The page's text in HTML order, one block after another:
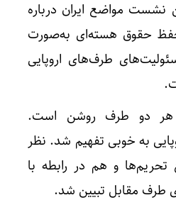
مواضع ایران درباره
حقوق هسته‌ای به‌صورت
طرف‌های اروپایی
دو طرف روشن است.
به خوبی تفهیم شد. نظر
تحریم‌ها و هم در رابطه با
طرف مقابل تبیین شد.